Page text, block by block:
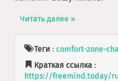
Читать далее »
Теги : comfort-zone-
Краткая ссылка :
https://freemind.today/